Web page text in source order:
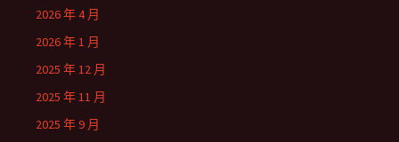
2026 年 4 月
2026 年 1 月
2025 年 12 月
2025 年 11 月
2025 年 9 月